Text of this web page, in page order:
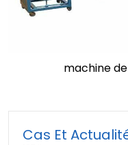
machine
Cas Et